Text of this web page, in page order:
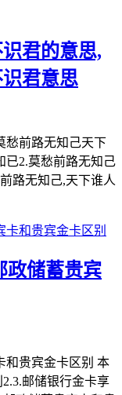
君的意思,
君意思
愁前路无知己天下
已2.莫愁前路无知己
路无知己,天下谁人
政储蓄贵宾
和贵宾金卡区别 本
邮储银行金卡享